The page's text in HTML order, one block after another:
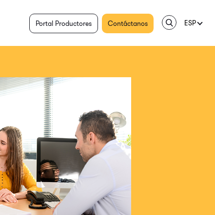
Portal Productores Contáctanos ESP